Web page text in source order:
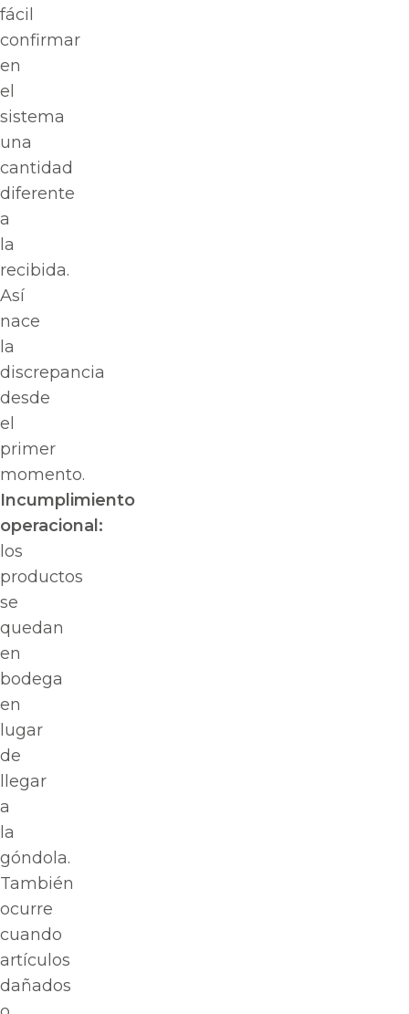
fácil
confirmar
en
el
sistema
una
cantidad
diferente
a
la
recibida.
Así
nace
la
discrepancia
desde
el
primer
momento.
Incumplimiento
operacional:
los
productos
se
quedan
en
bodega
en
lugar
de
llegar
a
la
góndola.
También
ocurre
cuando
artículos
dañados